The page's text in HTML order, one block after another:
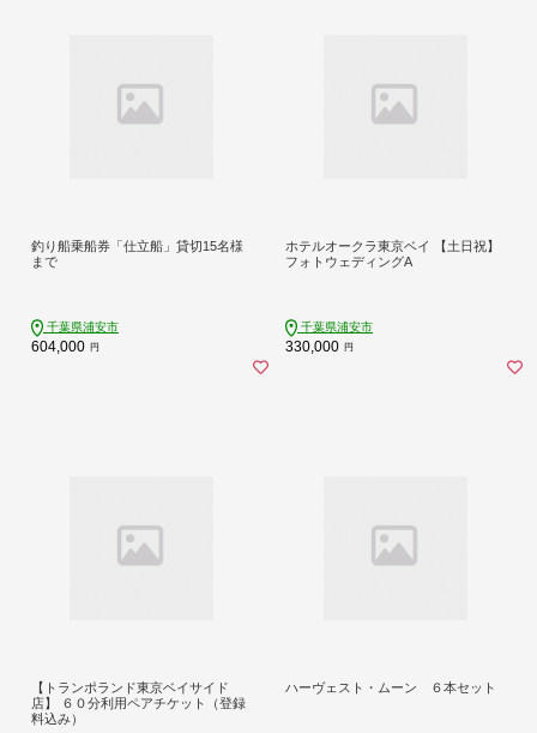
釣り船乗船券「仕立船」貸切15名様
まで
千葉県浦安市
604,000 円
ホテルオークラ東京ベイ 【土日祝】
フォトウェディングA
千葉県浦安市
330,000 円
【トランポランド東京ベイサイド
店】 ６０分利用ペアチケット（登録
料込み）
ハーヴェスト・ムーン ６本セット